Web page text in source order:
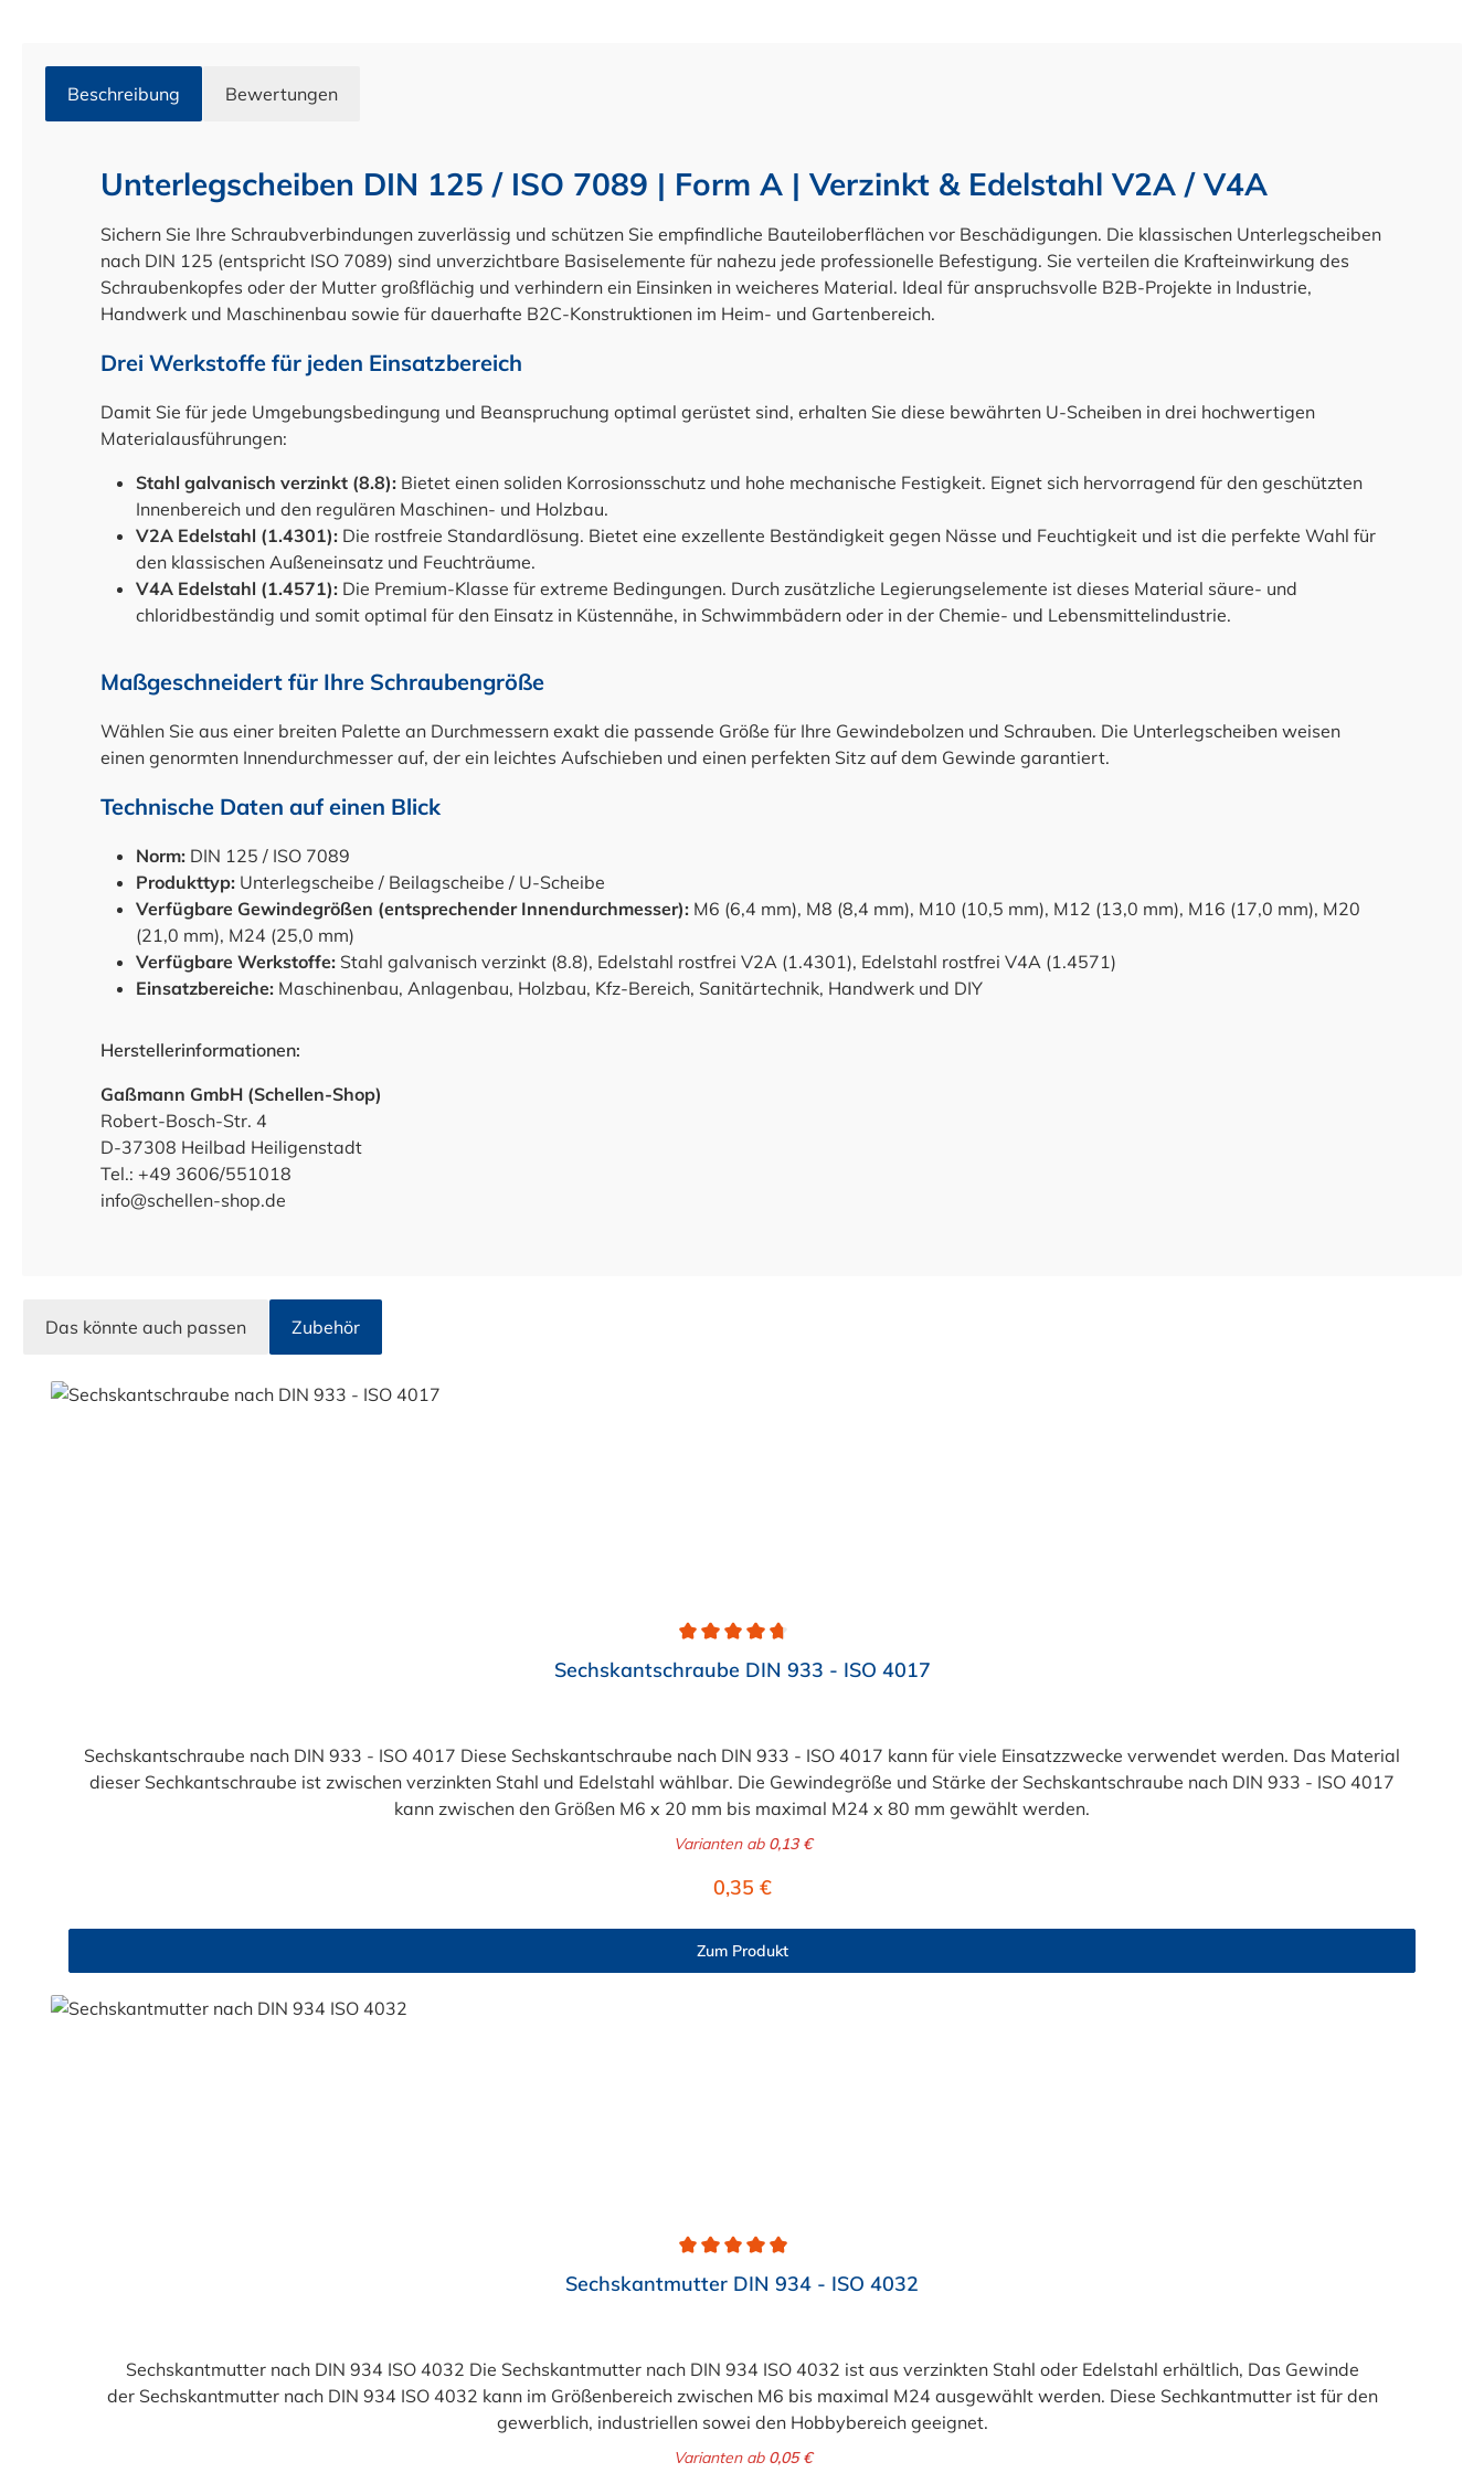
Beschreibung Bewertungen
Unterlegscheiben DIN 125 / ISO 7089 | Form A | Verzinkt & Edelstahl V2A / V4A
Sichern Sie Ihre Schraubverbindungen zuverlässig und schützen Sie empfindliche Bauteiloberflächen vor Beschädigungen. Die klassischen Unterlegscheiben
nach DIN 125 (entspricht ISO 7089) sind unverzichtbare Basiselemente für nahezu jede professionelle Befestigung. Sie verteilen die Krafteinwirkung des
Schraubenkopfes oder der Mutter großflächig und verhindern ein Einsinken in weicheres Material. Ideal für anspruchsvolle B2B-Projekte in Industrie,
Handwerk und Maschinenbau sowie für dauerhafte B2C-Konstruktionen im Heim- und Gartenbereich.
Drei Werkstoffe für jeden Einsatzbereich
Damit Sie für jede Umgebungsbedingung und Beanspruchung optimal gerüstet sind, erhalten Sie diese bewährten U-Scheiben in drei hochwertigen
Materialausführungen:
Stahl galvanisch verzinkt (8.8): Bietet einen soliden Korrosionsschutz und hohe mechanische Festigkeit. Eignet sich hervorragend für den geschützten
Innenbereich und den regulären Maschinen- und Holzbau.
V2A Edelstahl (1.4301): Die rostfreie Standardlösung. Bietet eine exzellente Beständigkeit gegen Nässe und Feuchtigkeit und ist die perfekte Wahl für
den klassischen Außeneinsatz und Feuchträume.
V4A Edelstahl (1.4571): Die Premium-Klasse für extreme Bedingungen. Durch zusätzliche Legierungselemente ist dieses Material säure- und
chloridbeständig und somit optimal für den Einsatz in Küstennähe, in Schwimmbädern oder in der Chemie- und Lebensmittelindustrie.
Maßgeschneidert für Ihre Schraubengröße
Wählen Sie aus einer breiten Palette an Durchmessern exakt die passende Größe für Ihre Gewindebolzen und Schrauben. Die Unterlegscheiben weisen
einen genormten Innendurchmesser auf, der ein leichtes Aufschieben und einen perfekten Sitz auf dem Gewinde garantiert.
Technische Daten auf einen Blick
Norm: DIN 125 / ISO 7089
Produkttyp: Unterlegscheibe / Beilagscheibe / U-Scheibe
Verfügbare Gewindegrößen (entsprechender Innendurchmesser): M6 (6,4 mm), M8 (8,4 mm), M10 (10,5 mm), M12 (13,0 mm), M16 (17,0 mm), M20
(21,0 mm), M24 (25,0 mm)
Verfügbare Werkstoffe: Stahl galvanisch verzinkt (8.8), Edelstahl rostfrei V2A (1.4301), Edelstahl rostfrei V4A (1.4571)
Einsatzbereiche: Maschinenbau, Anlagenbau, Holzbau, Kfz-Bereich, Sanitärtechnik, Handwerk und DIY
Herstellerinformationen:
Gaßmann GmbH (Schellen-Shop)
Robert-Bosch-Str. 4
D-37308 Heilbad Heiligenstadt
Tel.: +49 3606/551018
info@schellen-shop.de
Das könnte auch passen Zubehör
Produktgalerie überspringen
Sechskantschraube DIN 933 - ISO 4017
Sechskantschraube nach DIN 933 - ISO 4017 Diese Sechskantschraube nach DIN 933 - ISO 4017 kann für viele Einsatzzwecke verwendet werden. Das Material
dieser Sechkantschraube ist zwischen verzinkten Stahl und Edelstahl wählbar. Die Gewindegröße und Stärke der Sechskantschraube nach DIN 933 - ISO 4017
kann zwischen den Größen M6 x 20 mm bis maximal M24 x 80 mm gewählt werden.
Varianten ab0,13 €
Regulärer Preis:
0,35 €
Zum Produkt
Sechskantmutter DIN 934 - ISO 4032
Sechskantmutter nach DIN 934 ISO 4032 Die Sechskantmutter nach DIN 934 ISO 4032 ist aus verzinkten Stahl oder Edelstahl erhältlich, Das Gewinde
der Sechskantmutter nach DIN 934 ISO 4032 kann im Größenbereich zwischen M6 bis maximal M24 ausgewählt werden. Diese Sechkantmutter ist für den
gewerblich, industriellen sowei den Hobbybereich geeignet.
Varianten ab0,05 €